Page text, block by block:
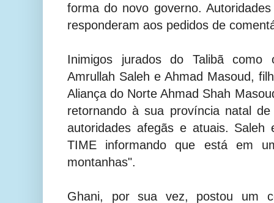
forma do novo governo.
responderam aos pedidos de
Inimigos jurados do Talibã como
Amrullah Saleh e Ahmad Masoud,
Aliança do Norte Ahmad Shah
retornando à sua província natal
autoridades afegãs e atuais. Saleh
TIME informando que está em
montanhas".
Ghani, por sua vez, postou um